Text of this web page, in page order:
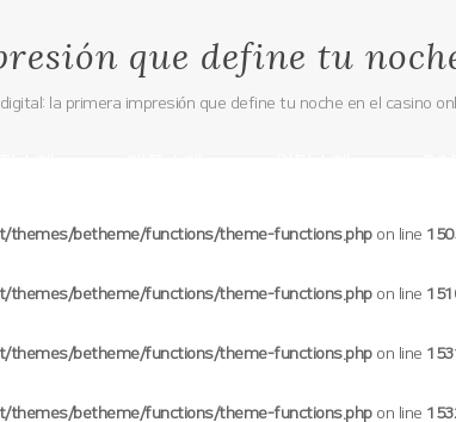
que define tu
la primera impresión que define tu noche en el casino
themes/betheme/functions/theme-functions.phpon line
themes/betheme/functions/theme-functions.phpon line
themes/betheme/functions/theme-functions.phpon line
themes/betheme/functions/theme-functions.phpon line